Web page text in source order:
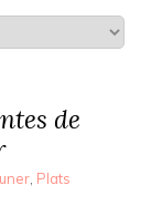
de
Plats